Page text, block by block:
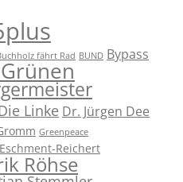
fährt Rad BUND Bypass
Linke Dr. Jürgen Dee
Greenpeace
Reichert
Röhse